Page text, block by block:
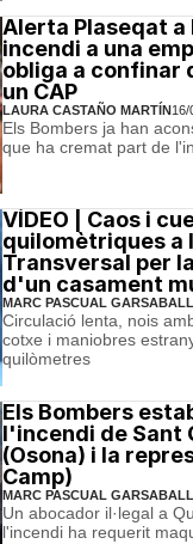
Alerta Plaseqat a
incendi a una
obliga a confinar
un CAP
LAURA CASTAÑO MARTÍN16/
Els Bombers ja han
que ha cremat part de
VÍDEO | Caos i
quilomètriques a
Transversal per
d'un casament
MARC PASCUAL GARSABALL
Circulació lenta, nois
cotxe i maniobres
quilòmetres
Els Bombers
l'incendi de Sant
(Osona) i la
Camp)
MARC PASCUAL GARSABALL
Un abocador il·legal a
l'incendi ha requerit